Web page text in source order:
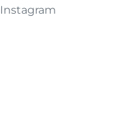
Instagram